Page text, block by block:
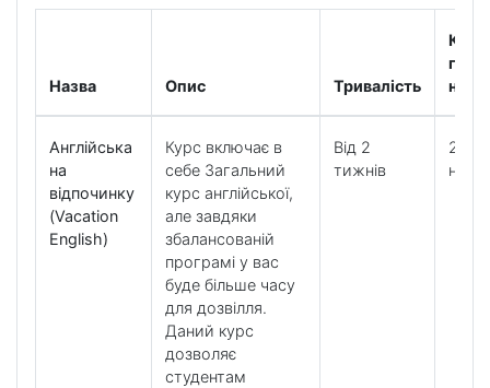
Назва Опис Тривалість
Англійська
на
відпочинку
(Vacation
English)
Курс включає в
себе Загальний
курс англійської,
але завдяки
збалансованій
програмі у вас
буде більше часу
для дозвілля.
Даний курс
дозволяє
студентам
Від 2
тижнів
20
на